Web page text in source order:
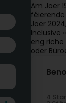
Am Joer
Joer
Inclusive
eng
oder
4